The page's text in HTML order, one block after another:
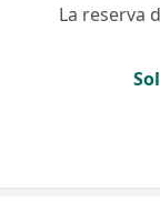
La reserva